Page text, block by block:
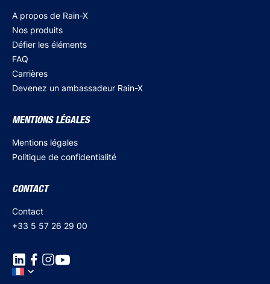
A propos de Rain-X
Nos produits
Défier les éléments
FAQ
Carrières
Devenez un ambassadeur Rain-X
MENTIONS LÉGALES
Mentions légales
Politique de confidentialité
CONTACT
Contact
+33 5 57 26 29 00